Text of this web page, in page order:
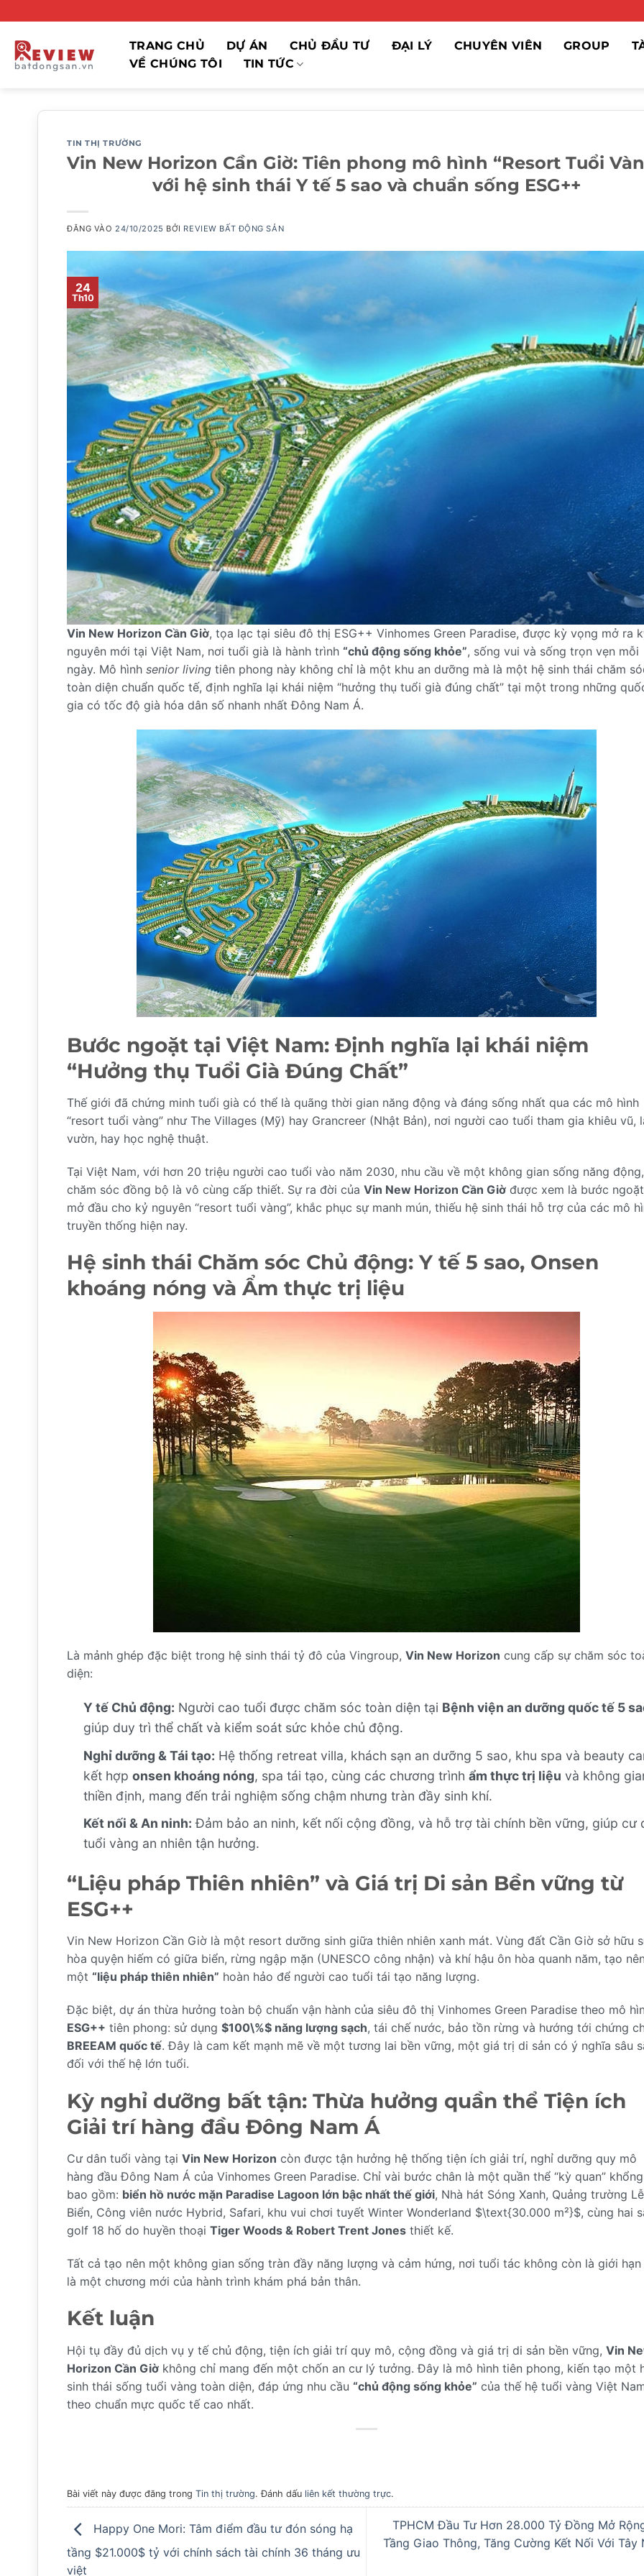
qua
nội
dung
TRANG CHỦ DỰ ÁN CHỦ ĐẦU TƯ ĐẠI LÝ CHUYÊN VIÊN GROUP
VỀ CHÚNG TÔI
TIN TỨC
TIN THỊ TRƯỜNG
Vin New Horizon Cần Giờ: Tiên phong mô hình “Resort Tuổi
với hệ sinh thái Y tế 5 sao và chuẩn sống ESG++
ĐĂNG VÀO 24/10/2025 BỞI REVIEW BẤT ĐỘNG SẢN
24
Th10
Vin New Horizon Cần Giờ, tọa lạc tại siêu đô thị ESG++ Vinhomes Green Paradise, được kỳ vọng mở ra
nguyên mới tại Việt Nam, nơi tuổi già là hành trình “chủ động sống khỏe”, sống vui và sống trọn vẹn mỗi
ngày. Mô hình senior living tiên phong này không chỉ là một khu an dưỡng mà là một hệ sinh thái chăm
toàn diện chuẩn quốc tế, định nghĩa lại khái niệm “hưởng thụ tuổi già đúng chất” tại một trong những
gia có tốc độ già hóa dân số nhanh nhất Đông Nam Á.
Bước ngoặt tại Việt Nam: Định nghĩa lại khái niệm
“Hưởng thụ Tuổi Già Đúng Chất”
Thế giới đã chứng minh tuổi già có thể là quãng thời gian năng động và đáng sống nhất qua các mô hình
“resort tuổi vàng” như The Villages (Mỹ) hay Grancreer (Nhật Bản), nơi người cao tuổi tham gia khiêu vũ,
vườn, hay học nghệ thuật.
Tại Việt Nam, với hơn 20 triệu người cao tuổi vào năm 2030, nhu cầu về một không gian sống năng động,
chăm sóc đồng bộ là vô cùng cấp thiết. Sự ra đời của Vin New Horizon Cần Giờ được xem là bước
mở đầu cho kỷ nguyên “resort tuổi vàng”, khắc phục sự manh mún, thiếu hệ sinh thái hỗ trợ của các mô
truyền thống hiện nay.
Hệ sinh thái Chăm sóc Chủ động: Y tế 5 sao, Onsen
khoáng nóng và Ẩm thực trị liệu
Là mảnh ghép đặc biệt trong hệ sinh thái tỷ đô của Vingroup, Vin New Horizon cung cấp sự chăm sóc
diện:
Y tế Chủ động: Người cao tuổi được chăm sóc toàn diện tại Bệnh viện an dưỡng quốc tế 5
giúp duy trì thể chất và kiểm soát sức khỏe chủ động.
Nghỉ dưỡng & Tái tạo: Hệ thống retreat villa, khách sạn an dưỡng 5 sao, khu spa và beauty
kết hợp onsen khoáng nóng, spa tái tạo, cùng các chương trình ẩm thực trị liệu và không
thiền định, mang đến trải nghiệm sống chậm nhưng tràn đầy sinh khí.
Kết nối & An ninh: Đảm bảo an ninh, kết nối cộng đồng, và hỗ trợ tài chính bền vững, giúp cư
tuổi vàng an nhiên tận hưởng.
“Liệu pháp Thiên nhiên” và Giá trị Di sản Bền vững từ
ESG++
Vin New Horizon Cần Giờ là một resort dưỡng sinh giữa thiên nhiên xanh mát. Vùng đất Cần Giờ sở hữu
hòa quyện hiếm có giữa biển, rừng ngập mặn (UNESCO công nhận) và khí hậu ôn hòa quanh năm, tạo nên
một “liệu pháp thiên nhiên” hoàn hảo để người cao tuổi tái tạo năng lượng.
Đặc biệt, dự án thừa hưởng toàn bộ chuẩn vận hành của siêu đô thị Vinhomes Green Paradise theo mô
ESG++ tiên phong: sử dụng $100\%$ năng lượng sạch, tái chế nước, bảo tồn rừng và hướng tới chứng
BREEAM quốc tế. Đây là cam kết mạnh mẽ về một tương lai bền vững, một giá trị di sản có ý nghĩa sâu
đối với thế hệ lớn tuổi.
Kỳ nghỉ dưỡng bất tận: Thừa hưởng quần thể Tiện ích
Giải trí hàng đầu Đông Nam Á
Cư dân tuổi vàng tại Vin New Horizon còn được tận hưởng hệ thống tiện ích giải trí, nghỉ dưỡng quy mô
hàng đầu Đông Nam Á của Vinhomes Green Paradise. Chỉ vài bước chân là một quần thể “kỳ quan”
bao gồm: biển hồ nước mặn Paradise Lagoon lớn bậc nhất thế giới, Nhà hát Sóng Xanh, Quảng trường
Biển, Công viên nước Hybrid, Safari, khu vui chơi tuyết Winter Wonderland $\text{30.000 m²}$, cùng hai
golf 18 hố do huyền thoại Tiger Woods & Robert Trent Jones thiết kế.
Tất cả tạo nên một không gian sống tràn đầy năng lượng và cảm hứng, nơi tuổi tác không còn là giới hạn
là một chương mới của hành trình khám phá bản thân.
Kết luận
Hội tụ đầy đủ dịch vụ y tế chủ động, tiện ích giải trí quy mô, cộng đồng và giá trị di sản bền vững, Vin
Horizon Cần Giờ không chỉ mang đến một chốn an cư lý tưởng. Đây là mô hình tiên phong, kiến tạo một
sinh thái sống tuổi vàng toàn diện, đáp ứng nhu cầu “chủ động sống khỏe” của thế hệ tuổi vàng Việt
theo chuẩn mực quốc tế cao nhất.
Bài viết này được đăng trong Tin thị trường. Đánh dấu liên kết thường trực.
Happy One Mori: Tâm điểm đầu tư đón sóng hạ
tầng $21.000$ tỷ với chính sách tài chính 36 tháng ưu
việt
TPHCM Đầu Tư Hơn 28.000 Tỷ Đồng Mở
Tầng Giao Thông, Tăng Cường Kết Nối Với Tây